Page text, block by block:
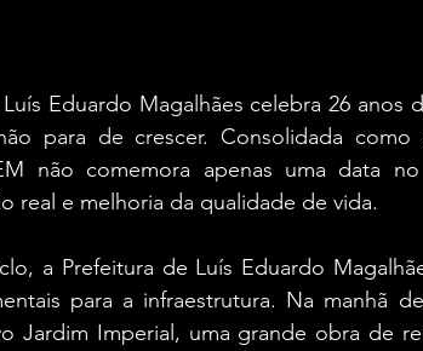
Eduardo Magalhães celebra 26 anos
para de crescer. Consolidada
não comemora apenas uma data
real e melhoria da qualidade de vida.
a Prefeitura de Luís Eduardo
para a infraestrutura. Na manhã
Jardim Imperial, uma grande obra de